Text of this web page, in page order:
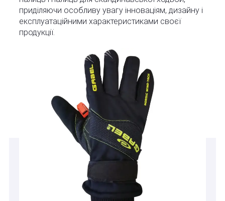
приділяючи особливу увагу інноваціям, дизайну і
експлуатаційними характеристиками своєї
продукції.